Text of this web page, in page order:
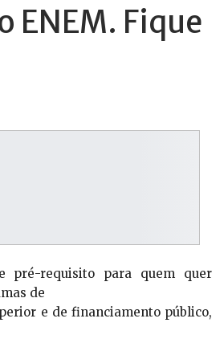
ENEM. Fique
pré-requisito para quem quer
de
e de financiamento público,